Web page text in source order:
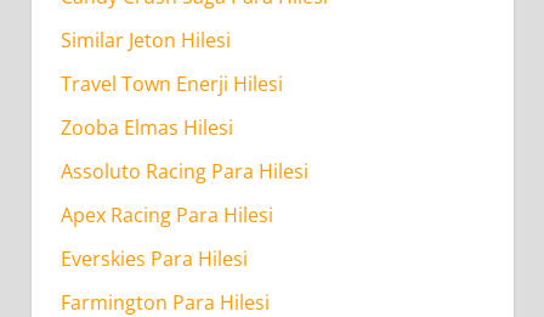
Similar Jeton Hilesi
Travel Town Enerji Hilesi
Zooba Elmas Hilesi
Assoluto Racing Para Hilesi
Apex Racing Para Hilesi
Everskies Para Hilesi
Farmington Para Hilesi